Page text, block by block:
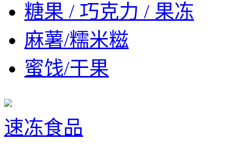
糖果 / 巧克力 / 果冻
麻薯/糯米糍
蜜饯/干果
速冻食品